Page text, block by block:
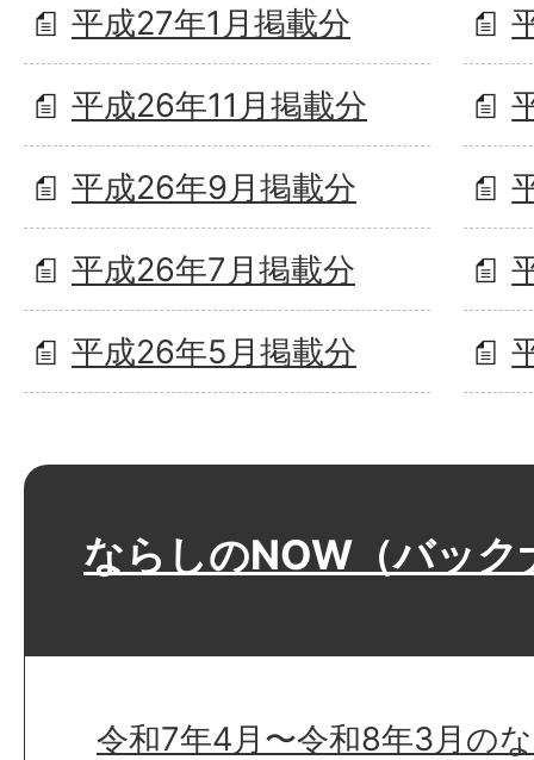
平成27年1月掲載分
平成26年11月掲載分
平成26年9月掲載分
平成26年7月掲載分
平成26年5月掲載分
ならしのNOW（バック
令和7年4月〜令和8年3月の